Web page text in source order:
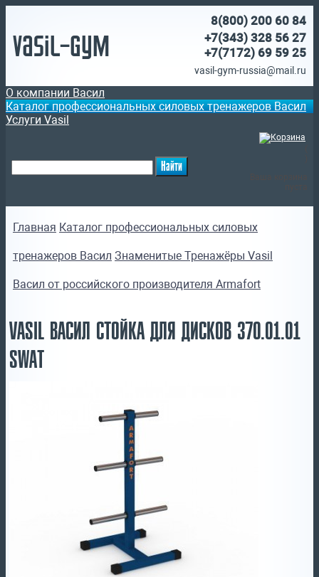
Vasil-Gym
8(800) 200 60 84
+7(343) 328 56 27
+7(7172) 69 59 25
vasil-gym-russia@mail.ru
О компании Васил
Каталог профессиональных силовых тренажеров Васил
Услуги Vasil
Главная Каталог профессиональных силовых
тренажеров Васил Знаменитые Тренажёры Vasil
Васил от российского производителя Armafort
VASIL ВАСИЛ СТОЙКА ДЛЯ ДИСКОВ 370.01.01
SWAT